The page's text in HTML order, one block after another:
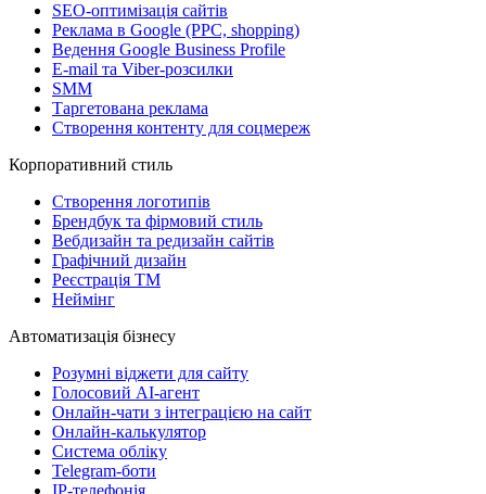
SEO-оптимізація сайтів
Реклама в Google (PPC, shopping)
Ведення Google Business Profile
E-mail та Viber-розсилки
SMM
Таргетована реклама
Створення контенту для соцмереж
Корпоративний стиль
Створення логотипів
Брендбук та фірмовий стиль
Вебдизайн та редизайн сайтів
Графічний дизайн
Реєстрація ТМ
Неймінг
Автоматизація бізнесу
Розумні віджети для сайту
Голосовий АІ-агент
Онлайн-чати з інтеграцією на сайт
Онлайн-калькулятор
Система обліку
Telegram-боти